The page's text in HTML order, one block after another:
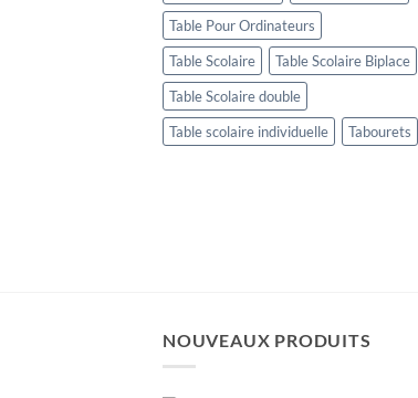
Table Pour Ordinateurs
Table Scolaire
Table Scolaire Biplace
Table Scolaire double
Table scolaire individuelle
Tabourets
NOUVEAUX PRODUITS